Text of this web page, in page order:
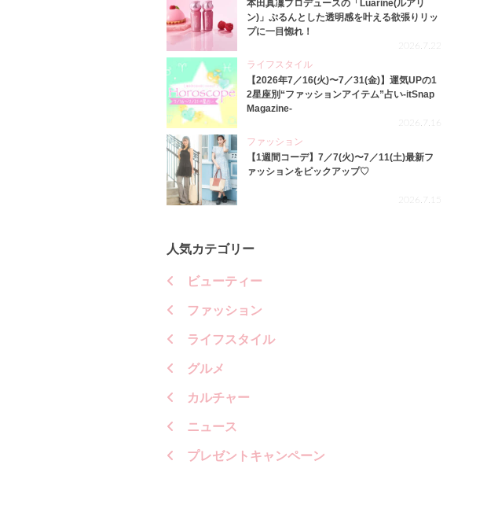
本田真凜プロデュースの「Luarine(ルアリ
ン)」ぷるんとした透明感を叶える欲張りリッ
プに一目惚れ！
2026.7.22
ライフスタイル
【2026年7／16(火)〜7／31(金)】運気UPの1
2星座別“ファッションアイテム”占い-itSnap
Magazine-
2026.7.16
ファッション
【1週間コーデ】7／7(火)〜7／11(土)最新フ
ァッションをピックアップ♡
2026.7.15
人気カテゴリー
ビューティー
ファッション
ライフスタイル
グルメ
カルチャー
ニュース
プレゼントキャンペーン